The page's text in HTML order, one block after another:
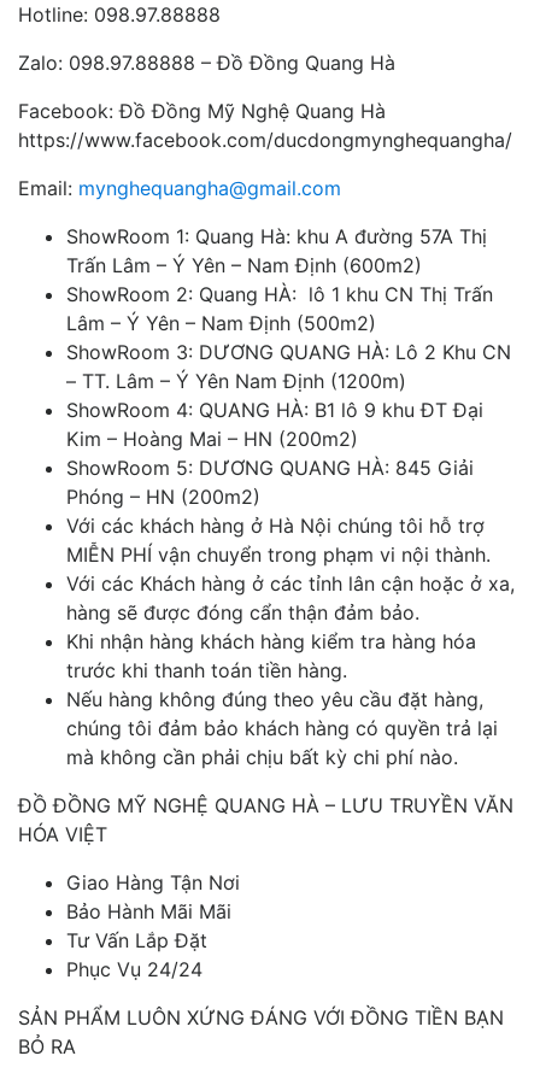
Hotline: 098.97.88888
Zalo: 098.97.88888 – Đồ Đồng Quang Hà
Facebook: Đồ Đồng Mỹ Nghệ Quang Hà
https://www.facebook.com/ducdongmynghequangha/
Email: mynghequangha@gmail.com
ShowRoom 1: Quang Hà: khu A đường 57A Thị
Trấn Lâm – Ý Yên – Nam Định (600m2)
ShowRoom 2: Quang HÀ: lô 1 khu CN Thị Trấn
Lâm – Ý Yên – Nam Định (500m2)
ShowRoom 3: DƯƠNG QUANG HÀ: Lô 2 Khu CN
– TT. Lâm – Ý Yên Nam Định (1200m)
ShowRoom 4: QUANG HÀ: B1 lô 9 khu ĐT Đại
Kim – Hoàng Mai – HN (200m2)
ShowRoom 5: DƯƠNG QUANG HÀ: 845 Giải
Phóng – HN (200m2)
Với các khách hàng ở Hà Nội chúng tôi hỗ trợ
MIỄN PHÍ vận chuyển trong phạm vi nội thành.
Với các Khách hàng ở các tỉnh lân cận hoặc ở xa,
hàng sẽ được đóng cẩn thận đảm bảo.
Khi nhận hàng khách hàng kiểm tra hàng hóa
trước khi thanh toán tiền hàng.
Nếu hàng không đúng theo yêu cầu đặt hàng,
chúng tôi đảm bảo khách hàng có quyền trả lại
mà không cần phải chịu bất kỳ chi phí nào.
ĐỒ ĐỒNG MỸ NGHỆ QUANG HÀ – LƯU TRUYỀN VĂN
HÓA VIỆT
Giao Hàng Tận Nơi
Bảo Hành Mãi Mãi
Tư Vấn Lắp Đặt
Phục Vụ 24/24
SẢN PHẨM LUÔN XỨNG ĐÁNG VỚI ĐỒNG TIỀN BẠN
BỎ RA